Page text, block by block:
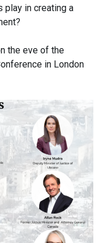
play in creating a
the eve of the
in London